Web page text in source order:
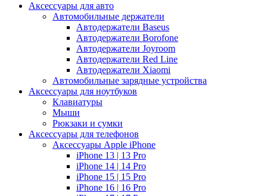
Аксессуары для авто
Автомобильные держатели
Автодержатели Baseus
Автодержатели Borofone
Автодержатели Joyroom
Автодержатели Red Line
Автодержатели Xiaomi
Автомобильные зарядные устройства
Аксессуары для ноутбуков
Клавиатуры
Мыши
Рюкзаки и сумки
Аксессуары для телефонов
Аксессуары Apple iPhone
iPhone 13 | 13 Pro
iPhone 14 | 14 Pro
iPhone 15 | 15 Pro
iPhone 16 | 16 Pro